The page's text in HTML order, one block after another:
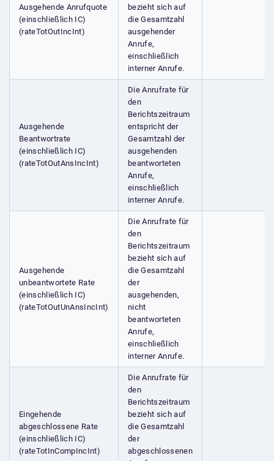
Ausgehende Anrufquote
(einschließlich IC)
(rateTotOutIncInt)
bezieht sich auf
die Gesamtzahl
ausgehender
Anrufe,
einschließlich
interner Anrufe.
Ausgehende
Beantwortrate
(einschließlich IC)
(rateTotOutAnsIncInt)
Die Anrufrate für
den
Berichtszeitraum
entspricht der
Gesamtzahl der
ausgehenden
beantworteten
Anrufe,
einschließlich
interner Anrufe.
Ausgehende
unbeantwortete Rate
(einschließlich IC)
(rateTotOutUnAnsIncInt)
Die Anrufrate für
den
Berichtszeitraum
bezieht sich auf
die Gesamtzahl
der
ausgehenden,
nicht
beantworteten
Anrufe,
einschließlich
interner Anrufe.
Eingehende
abgeschlossene Rate
(einschließlich IC)
(rateTotInCompIncInt)
Die Anrufrate für
den
Berichtszeitraum
bezieht sich auf
die Gesamtzahl
der
abgeschlossenen